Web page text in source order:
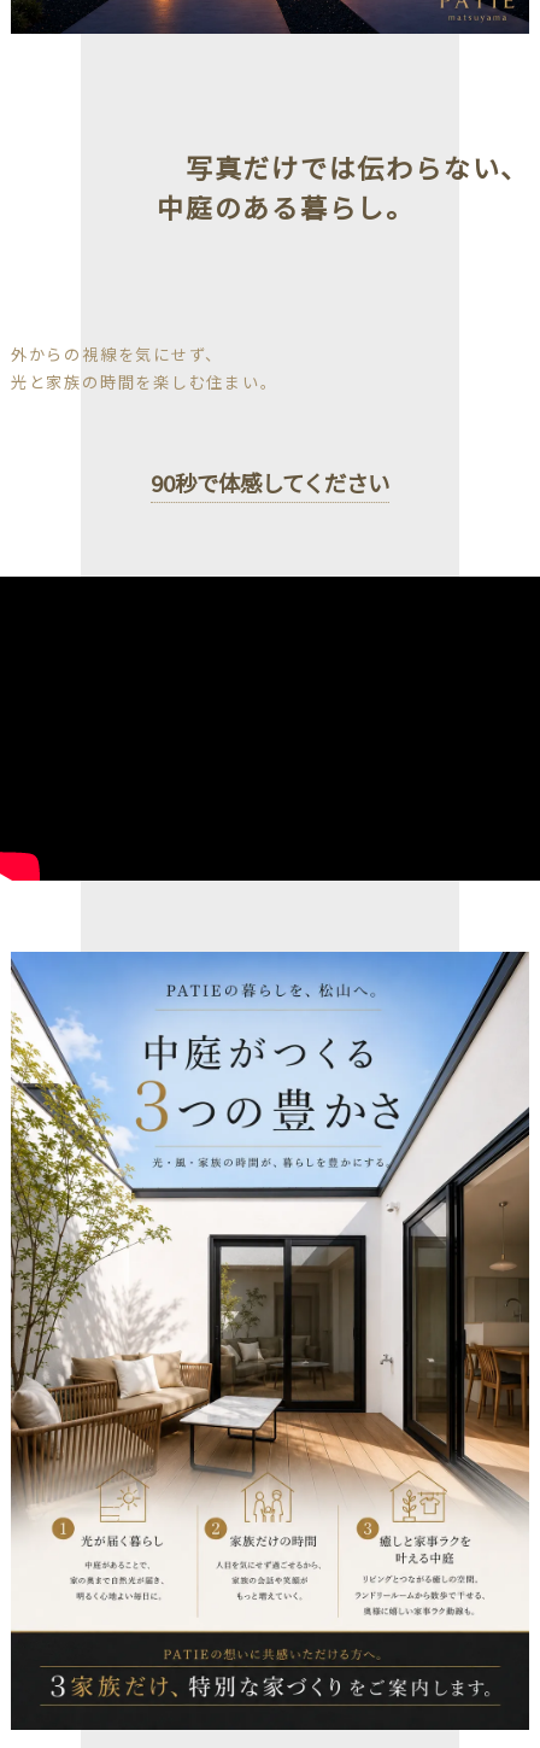
写真だけでは伝わらない、
中庭のある暮らし。
外からの視線を気にせず、
光と家族の時間を楽しむ住まい。
90秒で体感してください